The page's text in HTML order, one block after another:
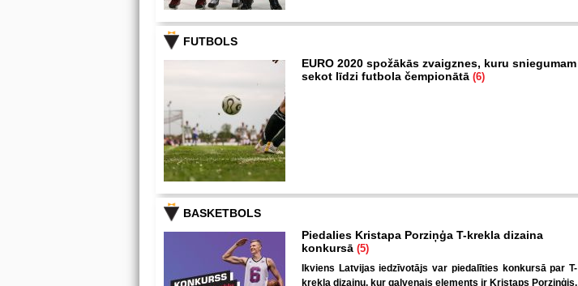
FUTBOLS
EURO 2020 spožākās zvaigznes, kuru sniegumam
sekot līdzi futbola čempionātā (6)
BASKETBOLS
Piedalies Kristapa Porziņģa T-krekla dizaina
konkursā (5)
Ikviens Latvijas iedzīvotājs var piedalīties konkursā par T-
krekla dizainu, kur galvenais elements ir Kristaps Porziņģis.